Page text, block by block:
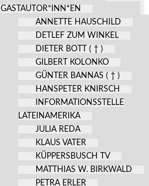
GASTAUTOR*INN*EN
ANNETTE HAUSCHILD
DETLEF ZUM WINKEL
DIETER BOTT ( † )
GILBERT KOLONKO
GÜNTER BANNAS ( † )
HANSPETER KNIRSCH
INFORMATIONSSTELLE
LATEINAMERIKA
JULIA REDA
KLAUS VATER
KÜPPERSBUSCH TV
MATTHIAS W. BIRKWALD
PETRA ERLER